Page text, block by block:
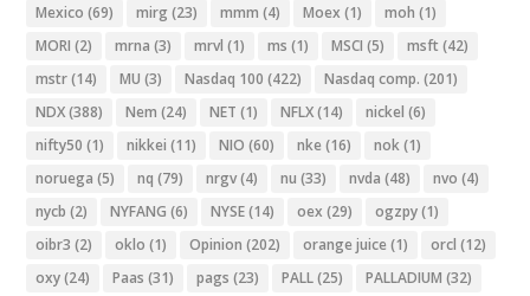
Mexico (69) mirg (23) mmm (4) Moex (1) moh (1)
MORI (2) mrna (3) mrvl (1) ms (1) MSCI (5) msft (42)
mstr(14) MU (3) Nasdaq 100 (422) Nasdaq comp. (201)
NDX(388) Nem (24) NET (1) NFLX(14) nickel (6)
nifty50 (1) nikkei (11) NIO (60) nke (16) nok(1)
noruega (5) nq (79) nrgv(4) nu (33) nvda (48) nvo (4)
nycb (2) NYFANG (6) NYSE(14) oex (29) ogzpy(1)
oibr3 (2) oklo (1) Opinion (202) orange juice (1) orcl (12)
oxy(24) Paas (31) pags (23) PALL(25) PALLADIUM (32)